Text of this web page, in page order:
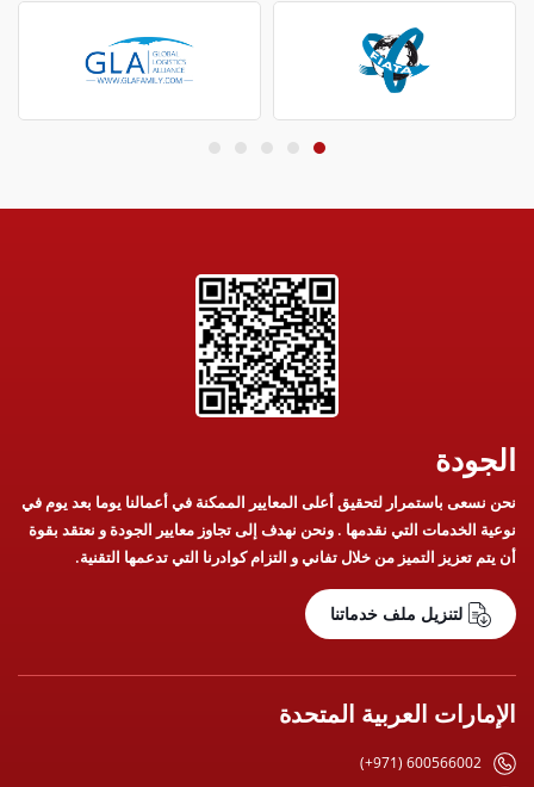
الجودة
نحن نسعى باستمرار لتحقيق أعلى المعايير الممكنة في أعمالنا يوما بعد يوم في
نوعية الخدمات التي نقدمها . ونحن نهدف إلى تجاوز معايير الجودة و نعتقد بقوة
أن يتم تعزيز التميز من خلال تفاني و التزام كوادرنا التي تدعمها التقنية.
لتنزيل ملف خدماتنا
الإمارات العربية المتحدة
(+971) 600566002